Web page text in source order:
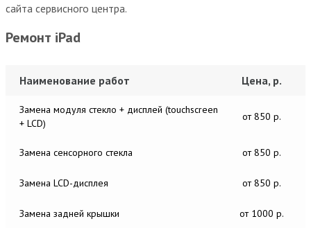
сайта сервисного центра.
Ремонт iPad
Наименование работ Цена, р.
Замена модуля стекло + дисплей (touchscreen
+ LCD)
от 850 р.
Замена сенсорного стекла от 850 р.
Замена LCD-дисплея от 850 р.
Замена задней крышки от 1000 р.